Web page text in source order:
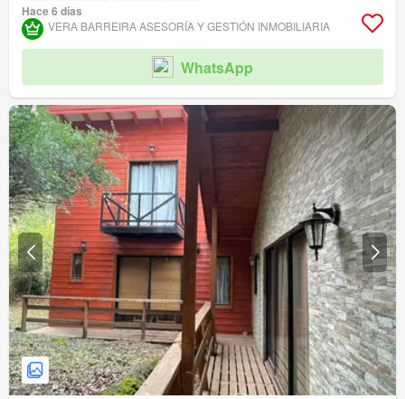
Hace 6 días
VERA BARREIRA ASESORÍA Y GESTIÓN INMOBILIARIA
WhatsApp